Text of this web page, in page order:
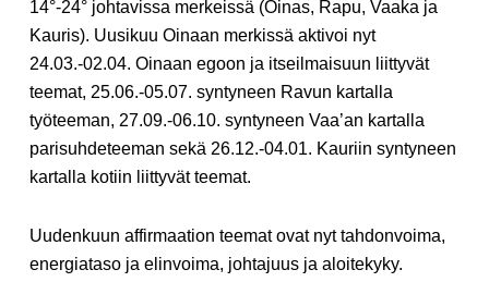
14°-24° johtavissa merkeissä (Oinas, Rapu, Vaaka ja
Kauris). Uusikuu Oinaan merkissä aktivoi nyt
24.03.-02.04. Oinaan egoon ja itseilmaisuun liittyvät
teemat, 25.06.-05.07. syntyneen Ravun kartalla
työteeman, 27.09.-06.10. syntyneen Vaa’an kartalla
parisuhdeteeman sekä 26.12.-04.01. Kauriin syntyneen
kartalla kotiin liittyvät teemat.
Uudenkuun affirmaation teemat ovat nyt tahdonvoima,
energiataso ja elinvoima, johtajuus ja aloitekyky.